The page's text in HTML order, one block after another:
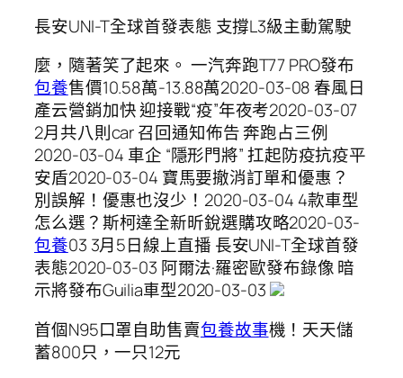
​長安UNI-T全球首發表態 支撐L3級主動駕駛
麼，隨著笑了起來。 一汽奔跑T77 PRO發布
包養售價10.58萬-13.88萬2020-03-08 春風日
產云營銷加快 迎接戰“疫”年夜考2020-03-07
2月共八則car 召回通知佈告 奔跑占三例
2020-03-04 車企 “隱形門將” 扛起防疫抗疫平
安盾2020-03-04 寶馬要撤消訂單和優惠？
別誤解！優惠也沒少！2020-03-04 4款車型
怎么選？斯柯達全新昕銳選購攻略2020-03-
包養03 ​3月5日線上直播 長安UNI-T全球首發
表態2020-03-03 阿爾法·羅密歐發布錄像 暗
示將發布Guilia車型2020-03-03
首個N95口罩自助售賣包養故事機！天天儲
蓄800只，一只12元